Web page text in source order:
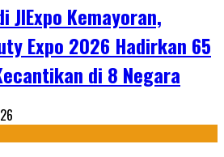
JIExpo Kemayoran,
Expo 2026 Hadirkan 65
di 8 Negara